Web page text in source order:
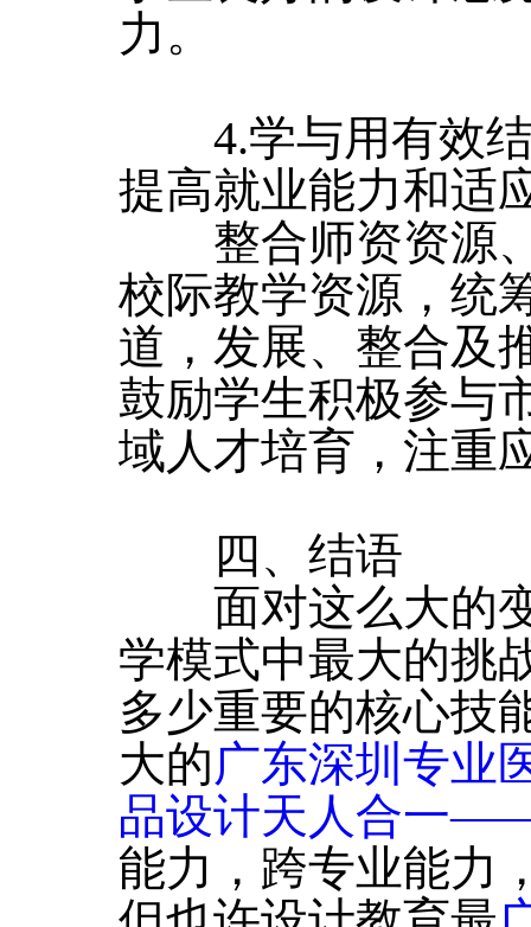
力。
4.学与用有效结
提高就业能力和适
整合师资资源、
校际教学资源，统
道，发展、整合及
鼓励学生积极参与
域人才培育，注重
四、结语
面对这么大的变
学模式中最大的挑
多少重要的核心技
大的广东深圳专业
品设计天人合一
能力，跨专业能力